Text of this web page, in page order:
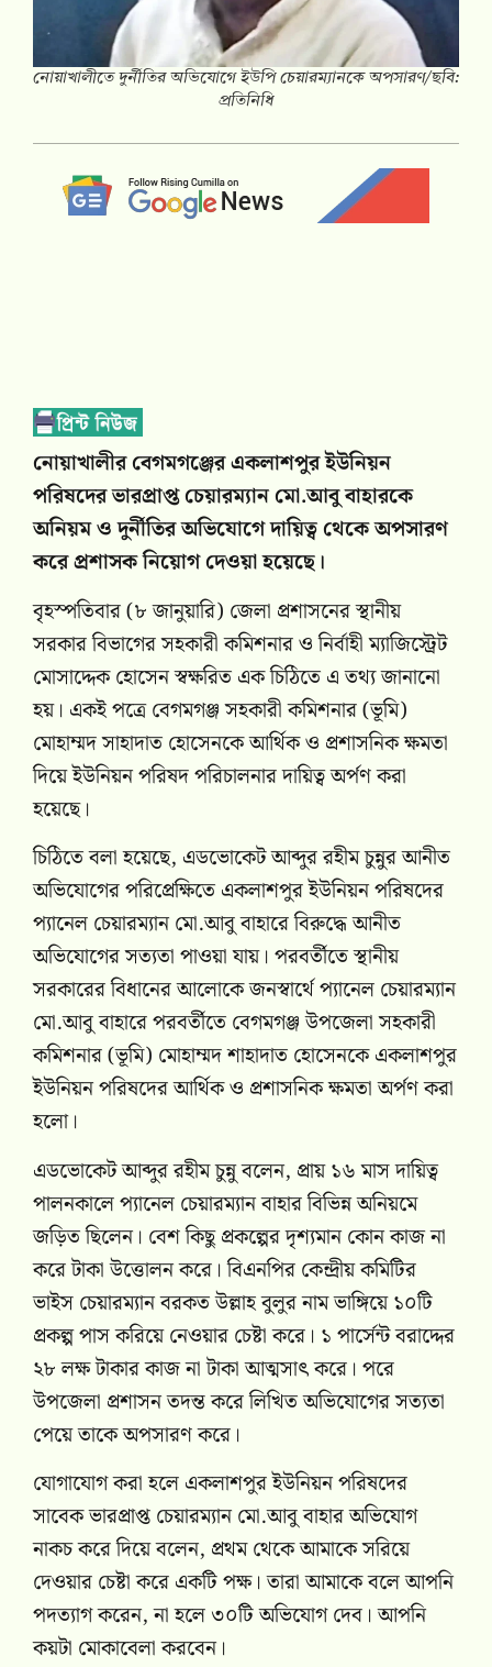
নোয়াখালীতে দুর্নীতির অভিযোগে ইউপি চেয়ারম্যানকে অপসারণ/ছবি:
প্রতিনিধি
নোয়াখালীর বেগমগঞ্জের একলাশপুর ইউনিয়ন
পরিষদের ভারপ্রাপ্ত চেয়ারম্যান মো.আবু বাহারকে
অনিয়ম ও দুর্নীতির অভিযোগে দায়িত্ব থেকে অপসারণ
করে প্রশাসক নিয়োগ দেওয়া হয়েছে।
বৃহস্পতিবার (৮ জানুয়ারি) জেলা প্রশাসনের স্থানীয়
সরকার বিভাগের সহকারী কমিশনার ও নির্বাহী ম্যাজিস্ট্রেট
মোসাদ্দেক হোসেন স্বক্ষরিত এক চিঠিতে এ তথ্য জানানো
হয়। একই পত্রে বেগমগঞ্জ সহকারী কমিশনার (ভূমি)
মোহাম্মদ সাহাদাত হোসেনকে আর্থিক ও প্রশাসনিক ক্ষমতা
দিয়ে ইউনিয়ন পরিষদ পরিচালনার দায়িত্ব অর্পণ করা
হয়েছে।
চিঠিতে বলা হয়েছে, এডভোকেট আব্দুর রহীম চুন্নুর আনীত
অভিযোগের পরিপ্রেক্ষিতে একলাশপুর ইউনিয়ন পরিষদের
প্যানেল চেয়ারম্যান মো.আবু বাহারে বিরুদ্ধে আনীত
অভিযোগের সত্যতা পাওয়া যায়। পরবর্তীতে স্থানীয়
সরকারের বিধানের আলোকে জনস্বার্থে প্যানেল চেয়ারম্যান
মো.আবু বাহারে পরবর্তীতে বেগমগঞ্জ উপজেলা সহকারী
কমিশনার (ভূমি) মোহাম্মদ শাহাদাত হোসেনকে একলাশপুর
ইউনিয়ন পরিষদের আর্থিক ও প্রশাসনিক ক্ষমতা অর্পণ করা
হলো।
এডভোকেট আব্দুর রহীম চুন্নু বলেন, প্রায় ১৬ মাস দায়িত্ব
পালনকালে প্যানেল চেয়ারম্যান বাহার বিভিন্ন অনিয়মে
জড়িত ছিলেন। বেশ কিছু প্রকল্পের দৃশ্যমান কোন কাজ না
করে টাকা উত্তোলন করে। বিএনপির কেন্দ্রীয় কমিটির
ভাইস চেয়ারম্যান বরকত উল্লাহ বুলুর নাম ভাঙ্গিয়ে ১০টি
প্রকল্প পাস করিয়ে নেওয়ার চেষ্টা করে। ১ পার্সেন্ট বরাদ্দের
২৮ লক্ষ টাকার কাজ না টাকা আত্মসাৎ করে। পরে
উপজেলা প্রশাসন তদন্ত করে লিখিত অভিযোগের সত্যতা
পেয়ে তাকে অপসারণ করে।
যোগাযোগ করা হলে একলাশপুর ইউনিয়ন পরিষদের
সাবেক ভারপ্রাপ্ত চেয়ারম্যান মো.আবু বাহার অভিযোগ
নাকচ করে দিয়ে বলেন, প্রথম থেকে আমাকে সরিয়ে
দেওয়ার চেষ্টা করে একটি পক্ষ। তারা আমাকে বলে আপনি
পদত্যাগ করেন, না হলে ৩০টি অভিযোগ দেব। আপনি
কয়টা মোকাবেলা করবেন।